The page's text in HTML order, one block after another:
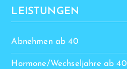
LEISTUNGEN
Abnehmen ab 40
Hormone/Wechseljahre ab 40